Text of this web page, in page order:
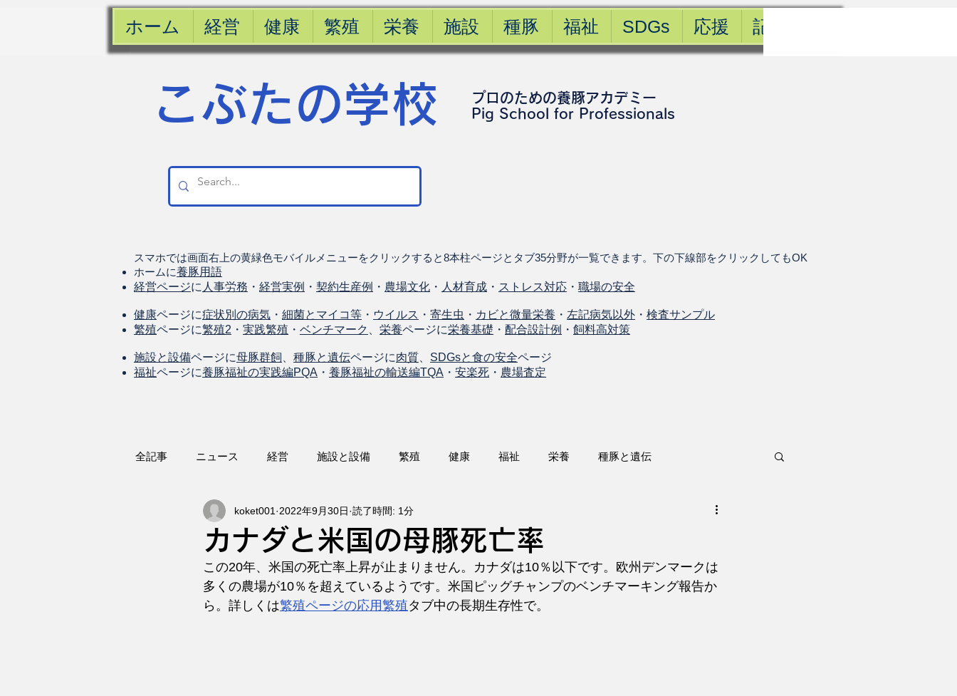
ホーム 経営 健康 繁殖 栄養 施設 種豚 福祉 SDGs 応援 記事一覧
​こぶたの学校
プロのための養豚アカデミー
​Pig School for Professionals
スマホでは画面右上の黄緑色モバイルメニューをクリックすると8本柱ページとタブ35分野が一覧できます。下の下線部をクリックしてもOK
ホームに養豚用語
経営ページに 人事労務 ・ 経営実例 ・ 契約生産例 ・ 農場文化 ・ 人材育成 ・ ストレス対応 ・ 職場の安全
健康ページに症状別の病気 ・ 細菌とマイコ等 ・ ウイルス ・ 寄生虫 ・ カビと微量栄養 ・ 左記病気以外 ・ 検査サンプル
繁殖ページに繁殖2 ・ 実践繁殖 ・ ベンチマーク 栄養ページに栄養基礎 ・ 配合設計例 ・ 飼料高対策
施設と設備ページに母豚群飼 種豚と遺伝ページに肉質 SDGsと食の安全ページ
福祉ページに養豚福祉の実践編PQA ・ 養豚福祉の輸送編TQA ・ 安楽死 ・ 農場査定
全記事 ニュース 経営 施設と設備 繁殖 健康 福祉 栄養 種豚と遺伝
カナダと米国の母豚死亡率
koket001 2022年9月30日 読了時間: 1分
この20年、米国の死亡率上昇が止まりません。カナダは10％以下です。欧州デンマークは
多くの農場が10％を超えているようです。米国ピッグチャンプのベンチマーキング報告か
ら。詳しくは繁殖ページの応用繁殖タブ中の長期生存性で。